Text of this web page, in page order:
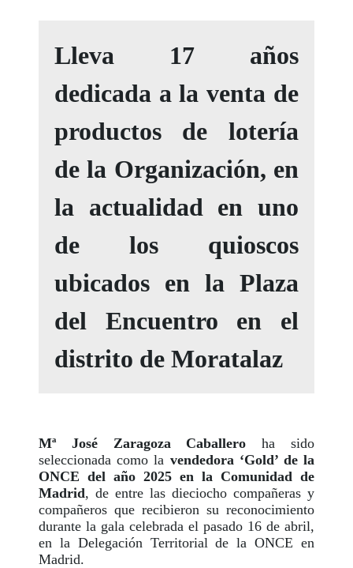
Lleva 17 años
dedicada a la venta de
productos de lotería
de la Organización, en
la actualidad en uno
de los quioscos
ubicados en la Plaza
del Encuentro en el
distrito de Moratalaz
Mª José Zaragoza Caballero ha sido
seleccionada como la vendedora ‘Gold’ de la
ONCE del año 2025 en la Comunidad de
Madrid, de entre las dieciocho compañeras y
compañeros que recibieron su reconocimiento
durante la gala celebrada el pasado 16 de abril,
en la Delegación Territorial de la ONCE en
Madrid.